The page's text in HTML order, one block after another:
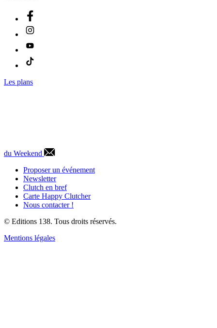
Les plans
du Weekend
Proposer un événement
Newsletter
Clutch en bref
Carte Happy Clutcher
Nous contacter !
© Editions 138. Tous droits réservés.
Mentions légales